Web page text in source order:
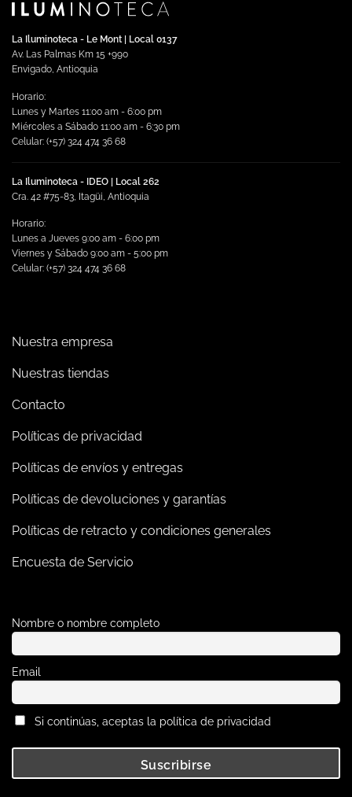
La Iluminoteca - Le Mont | Local 0137
Av. Las Palmas Km 15 +990
Envigado, Antioquia
Horario:
Lunes y Martes 11:00 am - 6:00 pm
Miércoles a Sábado 11:00 am - 6:30 pm
Celular: (+57) 324 474 36 68
La Iluminoteca - IDEO | Local 262
Cra. 42 #75-83, Itagüi, Antioquia
Horario:
Lunes a Jueves 9:00 am - 6:00 pm
Viernes y Sábado 9:00 am - 5:00 pm
Celular: (+57) 324 474 36 68
Nuestra empresa
Nuestras tiendas
Contacto
Políticas de privacidad
Políticas de envíos y entregas
Políticas de devoluciones y garantías
Políticas de retracto y condiciones generales
Encuesta de Servicio
Nombre o nombre completo
Email
Si continúas, aceptas la política de privacidad